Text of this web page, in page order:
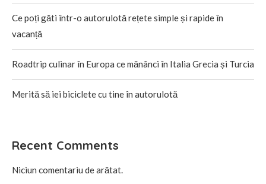
Ce poți găti într-o autorulotă rețete simple și rapide în
vacanță
Roadtrip culinar în Europa ce mănânci în Italia Grecia și Turcia
Merită să iei biciclete cu tine în autorulotă
Recent Comments
Niciun comentariu de arătat.